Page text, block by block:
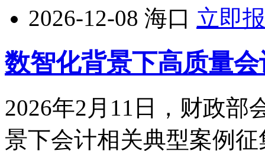
2026-12-08 海口 立即
数智化背景下高质量
2026年2月11日，财政部
景下会计相关典型案例